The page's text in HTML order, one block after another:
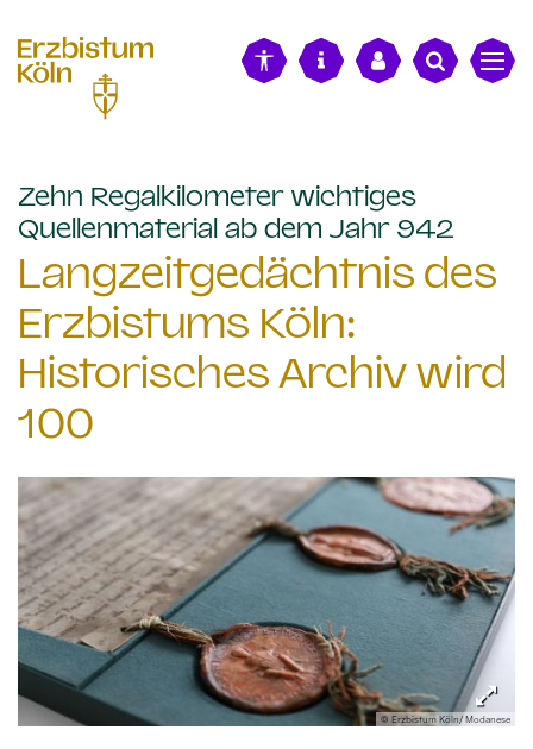
Zehn Regalkilometer wichtiges
Quellenmaterial ab dem Jahr 942
Langzeitgedächtnis des
Erzbistums Köln:
Historisches Archiv wird
100
© Erzbistum Köln/ Modanese